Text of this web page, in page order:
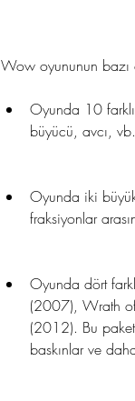
Wow oyununun bazı
Oyunda 10
büyücü, avcı,
Oyunda iki
fraksiyonlar
Oyunda dört
(2007), Wrath
(2012). Bu
baskınlar ve